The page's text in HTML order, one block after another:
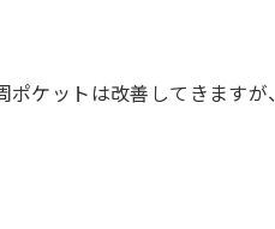
ケットは改善してきますが、